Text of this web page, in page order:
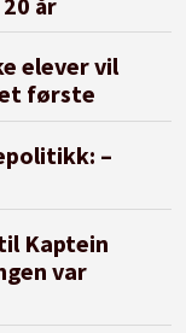
elever vil
første
–
Kaptein
var